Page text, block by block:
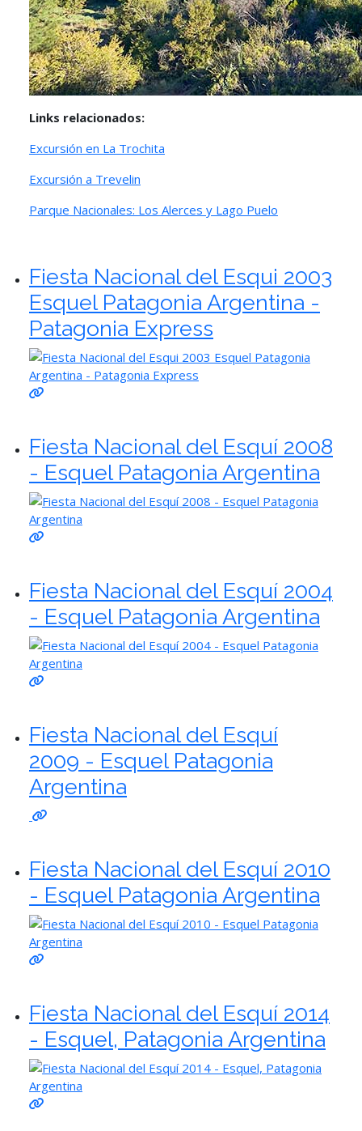
Links relacionados:
Excursión en La Trochita
Excursión a Trevelin
Parque Nacionales: Los Alerces y Lago Puelo
Fiesta Nacional del Esqui 2003
Esquel Patagonia Argentina -
Patagonia Express
Fiesta Nacional del Esquí 2008
- Esquel Patagonia Argentina
Fiesta Nacional del Esquí 2004
- Esquel Patagonia Argentina
Fiesta Nacional del Esquí
2009 - Esquel Patagonia
Argentina
Fiesta Nacional del Esquí 2010
- Esquel Patagonia Argentina
Fiesta Nacional del Esquí 2014
- Esquel, Patagonia Argentina